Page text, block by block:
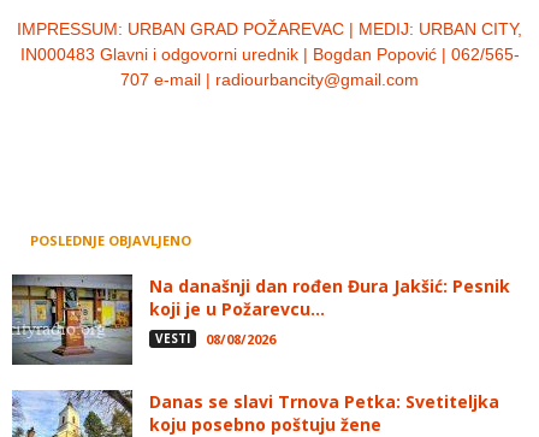
IMPRESSUM: URBAN GRAD POŽAREVAC | MEDIJ: URBAN CITY,
IN000483 Glavni i odgovorni urednik | Bogdan Popović | 062/565-
707 e-mail | radiourbancity@gmail.com
POSLEDNJE OBJAVLJENO
Na današnji dan rođen Đura Jakšić: Pesnik
koji je u Požarevcu...
VESTI 08/08/2026
Danas se slavi Trnova Petka: Svetiteljka
koju posebno poštuju žene